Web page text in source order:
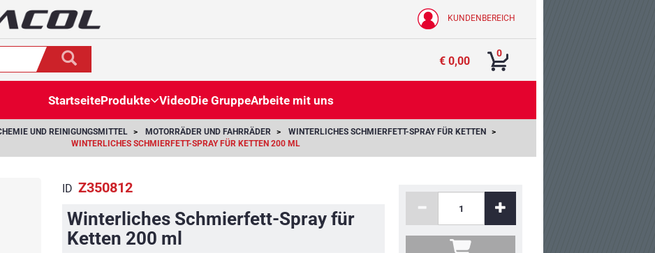
KUNDENBEREICH
0
€ 0,00
StartseiteProdukte VideoDie GruppeArbeite mit uns
UND REINIGUNGSMITTEL MOTORRÄDER UND FAHRRÄDER
WINTERLICHES SCHMIERFETT-SPRAY FÜR KETTEN
WINTERLICHES SCHMIERFETT-SPRAY FÜR KETTEN 200 ML
ID Z350812
Winterliches Schmierfett-Spray für
Ketten 200 ml